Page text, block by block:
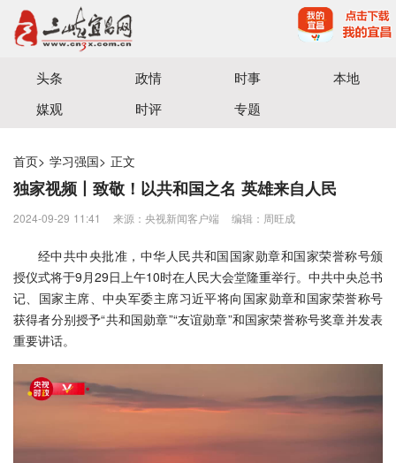
宜昌三峡融媒体中心主办
头条 政情 时事
本地
媒观
时评 专题
首页> 学习强国> 正文
独家视频丨致敬！以共和国之名 英雄来自人民
2024-09-29 11:41 来源：央视新闻客户端 编辑：周旺成
经中共中央批准，中华人民共和国国家勋章和国家荣誉称号颁
授仪式将于9月29日上午10时在人民大会堂隆重举行。中共中央总书
记、国家主席、中央军委主席习近平将向国家勋章和国家荣誉称号
获得者分别授予“共和国勋章”“友谊勋章”和国家荣誉称号奖章并发表
重要讲话。